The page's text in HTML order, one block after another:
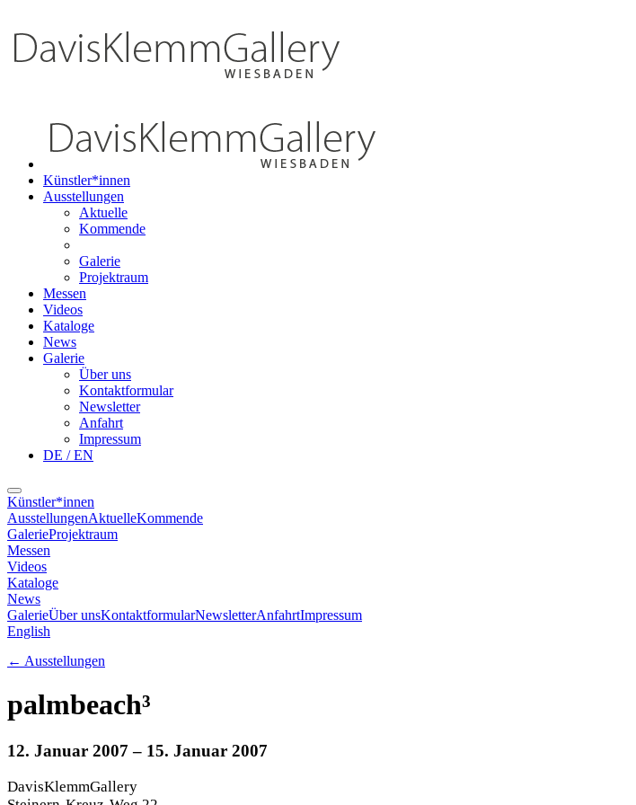
Künstler*innen
Ausstellungen
Aktuelle
Kommende
Galerie
Projektraum
Messen
Videos
Kataloge
News
Galerie
Über uns
Kontaktformular
Newsletter
Anfahrt
Impressum
DE / EN
Künstler*innen
AusstellungenAktuelleKommende
GalerieProjektraum
Messen
Videos
Kataloge
News
GalerieÜber unsKontaktformularNewsletterAnfahrtImpressum
English
← Ausstellungen
palmbeach³
12. Januar 2007 – 15. Januar 2007
DavisKlemmGallery